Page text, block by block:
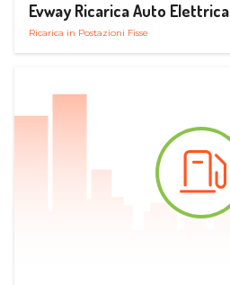
Evway Ricarica Auto Elettrica
Ricarica in Postazioni Fisse